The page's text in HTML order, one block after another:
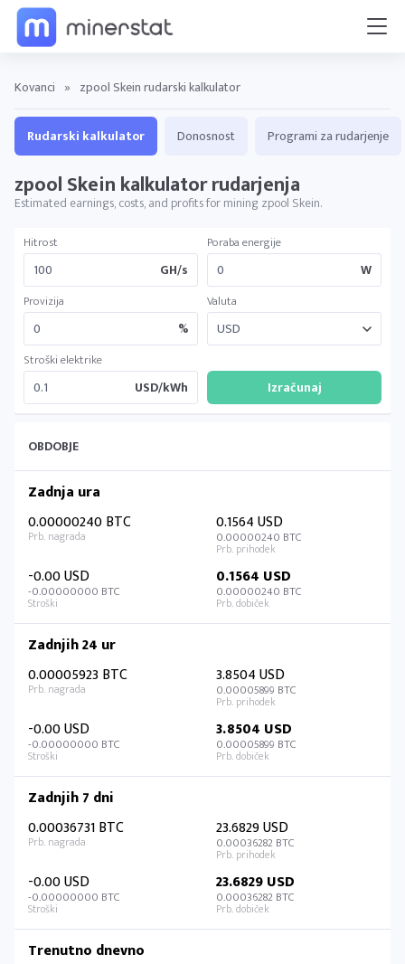
Kovanci » zpool Skein rudarski kalkulator
Rudarski kalkulator Donosnost Programi za rudarjenje
zpool Skein kalkulator rudarjenja
Estimated earnings, costs, and profits for mining zpool Skein.
Hitrost
GH/s
Poraba energije
W
Provizija
%
Valuta
Stroški elektrike
USD/kWh
OBDOBJE
Zadnja ura
0.00000240 BTC
0.1564 USD
0.00000240 BTC
-0.00 USD
-0.00000000 BTC
0.1564 USD
0.00000240 BTC
Zadnjih 24 ur
0.00005923 BTC
3.8504 USD
0.00005899 BTC
-0.00 USD
-0.00000000 BTC
3.8504 USD
0.00005899 BTC
Zadnjih 7 dni
0.00036731 BTC
23.6829 USD
0.00036282 BTC
-0.00 USD
-0.00000000 BTC
23.6829 USD
0.00036282 BTC
Trenutno dnevno